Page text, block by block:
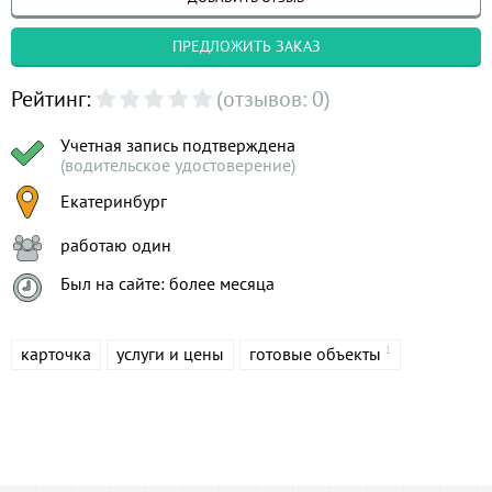
ПРЕДЛОЖИТЬ ЗАКАЗ
Рейтинг: (отзывов: 0)
Учетная запись подтверждена
(водительское удостоверение)
Екатеринбург
работаю один
Был на сайте: более месяца
карточка услуги и цены готовые объекты 1